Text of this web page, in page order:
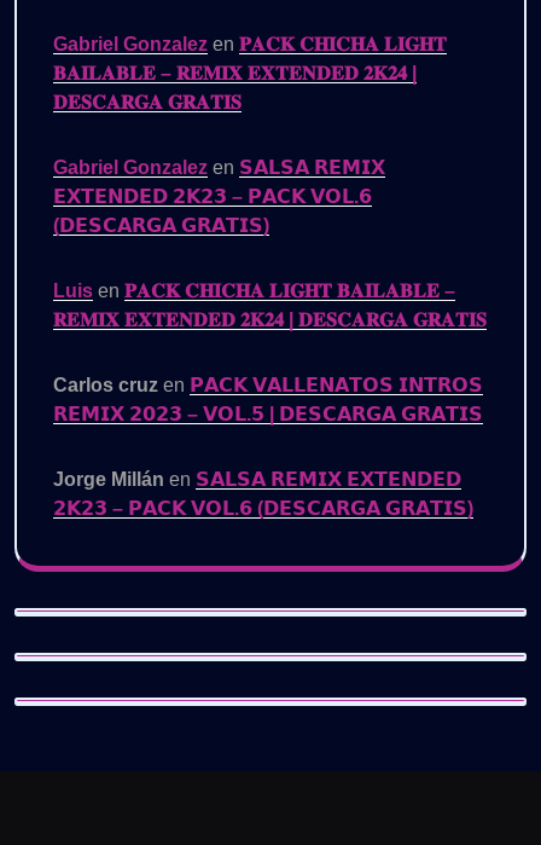
Gabriel Gonzalez en 𝐏𝐀𝐂𝐊 𝐂𝐇𝐈𝐂𝐇𝐀 𝐋𝐈𝐆𝐇𝐓
𝐁𝐀𝐈𝐋𝐀𝐁𝐋𝐄 – 𝐑𝐄𝐌𝐈𝐗 𝐄𝐗𝐓𝐄𝐍𝐃𝐄𝐃 𝟐𝐊𝟐𝟒 |
𝐃𝐄𝐒𝐂𝐀𝐑𝐆𝐀 𝐆𝐑𝐀𝐓𝐈𝐒
Gabriel Gonzalez en 𝗦𝗔𝗟𝗦𝗔 𝗥𝗘𝗠𝗜𝗫
𝗘𝗫𝗧𝗘𝗡𝗗𝗘𝗗 𝟮𝗞𝟮𝟯 – 𝗣𝗔𝗖𝗞 𝗩𝗢𝗟.𝟲
(𝗗𝗘𝗦𝗖𝗔𝗥𝗚𝗔 𝗚𝗥𝗔𝗧𝗜𝗦)
Luis en 𝐏𝐀𝐂𝐊 𝐂𝐇𝐈𝐂𝐇𝐀 𝐋𝐈𝐆𝐇𝐓 𝐁𝐀𝐈𝐋𝐀𝐁𝐋𝐄 –
𝐑𝐄𝐌𝐈𝐗 𝐄𝐗𝐓𝐄𝐍𝐃𝐄𝐃 𝟐𝐊𝟐𝟒 | 𝐃𝐄𝐒𝐂𝐀𝐑𝐆𝐀 𝐆𝐑𝐀𝐓𝐈𝐒
Carlos cruz en 𝗣𝗔𝗖𝗞 𝗩𝗔𝗟𝗟𝗘𝗡𝗔𝗧𝗢𝗦 𝗜𝗡𝗧𝗥𝗢𝗦
𝗥𝗘𝗠𝗜𝗫 𝟮𝟬𝟮𝟯 – 𝗩𝗢𝗟.𝟱 | 𝗗𝗘𝗦𝗖𝗔𝗥𝗚𝗔 𝗚𝗥𝗔𝗧𝗜𝗦
Jorge Millán en 𝗦𝗔𝗟𝗦𝗔 𝗥𝗘𝗠𝗜𝗫 𝗘𝗫𝗧𝗘𝗡𝗗𝗘𝗗
𝟮𝗞𝟮𝟯 – 𝗣𝗔𝗖𝗞 𝗩𝗢𝗟.𝟲 (𝗗𝗘𝗦𝗖𝗔𝗥𝗚𝗔 𝗚𝗥𝗔𝗧𝗜𝗦)